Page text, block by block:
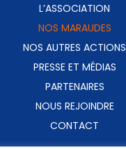
L’ASSOCIATION
NOS MARAUDES
NOS AUTRES ACTIONS
PRESSE ET MÉDIAS
PARTENAIRES
NOUS REJOINDRE
CONTACT